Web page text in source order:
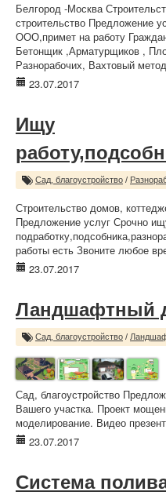
Белгород -Москва
строительство Предложение
ООО,примет на работу
Бетонщик ,Арматурщиков ,
Разнорабочих, Вахтовый
23.07.2017
Ищу
Сад, благоустройство /
Строительство домов,
Предложение услуг Срочно
работы есть Звоните любое
23.07.2017
Ландшафтный
Сад, благоустройство /
Сад, благоустройство
Вашего участка. Проект
моделирование. Видео
23.07.2017
Система